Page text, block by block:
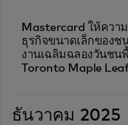
Mastercard ให้ควา
ธุรกิจขนาดเล็กของช
งานเฉลิมฉลองวันชน
Toronto Maple
ธันวาคม 2025